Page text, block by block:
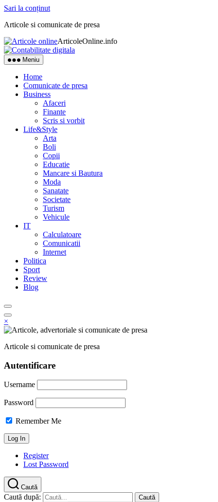
Sari la conținut
Articole si comunicate de presa
ArticoleOnline.info
Meniu
Home
Comunicate de presa
Business
Afaceri
Finante
Scris si vorbit
Life&Style
Arta
Boli
Copii
Educatie
Mancare si Bautura
Moda
Sanatate
Societate
Turism
Vehicule
IT
Calculatoare
Comunicatii
Internet
Politica
Sport
Review
Blog
×
Articole si comunicate de presa
Autentificare
Username
Password
Remember Me
Register
Lost Password
Caută
Caută după: